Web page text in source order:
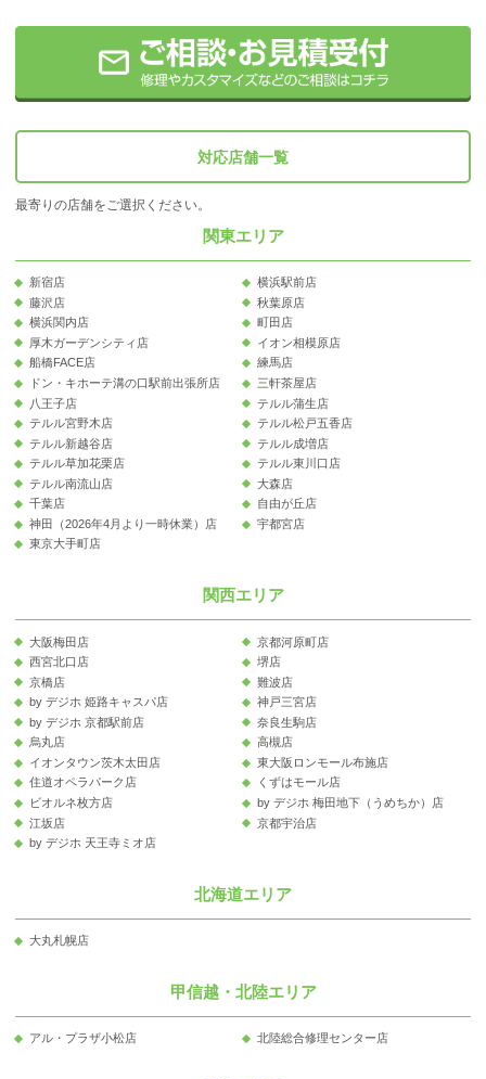
対応店舗一覧
最寄りの店舗をご選択ください。
関東エリア
新宿店
横浜駅前店
藤沢店
秋葉原店
横浜関内店
町田店
厚木ガーデンシティ店
イオン相模原店
船橋FACE店
練馬店
ドン・キホーテ溝の口駅前出張所店
三軒茶屋店
八王子店
テルル蒲生店
テルル宮野木店
テルル松戸五香店
テルル新越谷店
テルル成増店
テルル草加花栗店
テルル東川口店
テルル南流山店
大森店
千葉店
自由が丘店
神田（2026年4月より一時休業）店
宇都宮店
東京大手町店
関西エリア
大阪梅田店
京都河原町店
西宮北口店
堺店
京橋店
難波店
by デジホ 姫路キャスパ店
神戸三宮店
by デジホ 京都駅前店
奈良生駒店
烏丸店
高槻店
イオンタウン茨木太田店
東大阪ロンモール布施店
住道オペラパーク店
くずはモール店
ビオルネ枚方店
by デジホ 梅田地下（うめちか）店
江坂店
京都宇治店
by デジホ 天王寺ミオ店
北海道エリア
大丸札幌店
甲信越・北陸エリア
アル・プラザ小松店 北陸総合修理センター店